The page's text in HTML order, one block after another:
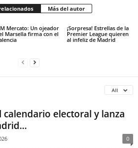
Más del autor
Mercato: Un ojeador
Marsella firma con el
¡Sorpresa! Estrellas de la
Premier League quieren
al infeliz de Madrid
All
calendario electoral y lanza
0